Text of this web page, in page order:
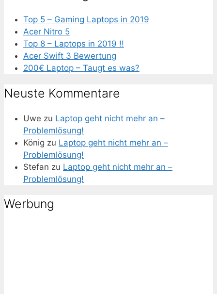
Top 5 – Gaming Laptops in 2019
Acer Nitro 5
Top 8 – Laptops in 2019 !!
Acer Swift 3 Bewertung
200€ Laptop – Taugt es was?
Neuste Kommentare
Uwe zu Laptop geht nicht mehr an –
Problemlösung!
König zu Laptop geht nicht mehr an –
Problemlösung!
Stefan zu Laptop geht nicht mehr an –
Problemlösung!
Werbung